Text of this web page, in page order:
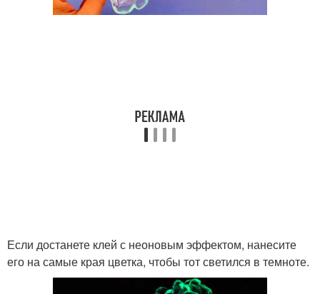
Если достанете клей с неоновым эффектом, нанесите
его на самые края цветка, чтобы тот светился в темноте.